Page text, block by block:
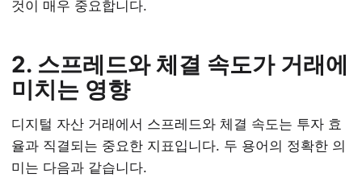
것이 매우 중요합니다.
2. 스프레드와 체결 속도가 거래에
미치는 영향
디지털 자산 거래에서 스프레드와 체결 속도는 투자 효
율과 직결되는 중요한 지표입니다. 두 용어의 정확한 의
미는 다음과 같습니다.